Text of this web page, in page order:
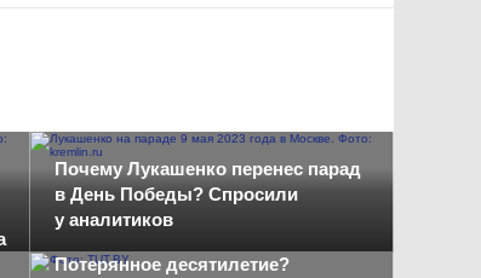
Почему Лукашенко перенес парад
в День Победы? Спросили
у аналитиков
Потерянное десятилетие?